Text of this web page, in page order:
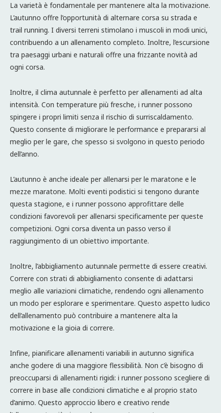
La varietà è fondamentale per mantenere alta la motivazione.
L’autunno offre l’opportunità di alternare corsa su strada e
trail running. I diversi terreni stimolano i muscoli in modi unici,
contribuendo a un allenamento completo. Inoltre, l’escursione
tra paesaggi urbani e naturali offre una frizzante novità ad
ogni corsa.
Inoltre, il clima autunnale è perfetto per allenamenti ad alta
intensità. Con temperature più fresche, i runner possono
spingere i propri limiti senza il rischio di surriscaldamento.
Questo consente di migliorare le performance e prepararsi al
meglio per le gare, che spesso si svolgono in questo periodo
dell’anno.
L’autunno è anche ideale per allenarsi per le maratone e le
mezze maratone. Molti eventi podistici si tengono durante
questa stagione, e i runner possono approfittare delle
condizioni favorevoli per allenarsi specificamente per queste
competizioni. Ogni corsa diventa un passo verso il
raggiungimento di un obiettivo importante.
Inoltre, l’abbigliamento autunnale permette di essere creativi.
Correre con strati di abbigliamento consente di adattarsi
meglio alle variazioni climatiche, rendendo ogni allenamento
un modo per esplorare e sperimentare. Questo aspetto ludico
dell’allenamento può contribuire a mantenere alta la
motivazione e la gioia di correre.
Infine, pianificare allenamenti variabili in autunno significa
anche godere di una maggiore flessibilità. Non c’è bisogno di
preoccuparsi di allenamenti rigidi: i runner possono scegliere di
correre in base alle condizioni climatiche e al proprio stato
d’animo. Questo approccio libero e creativo rende